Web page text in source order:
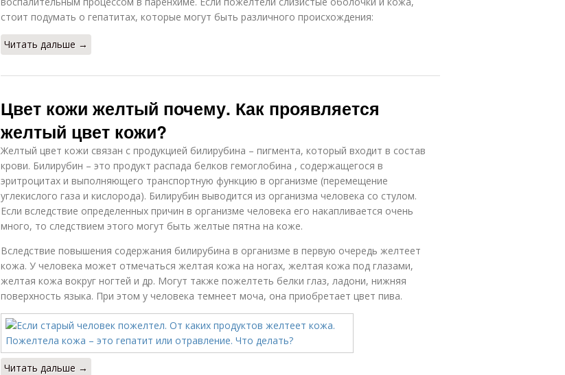
стоит подумать о гепатитах, которые могут быть различного происхождения:
Читать дальше →
Цвет кожи желтый почему. Как проявляется
желтый цвет кожи?
Желтый цвет кожи связан с продукцией билирубина – пигмента, который входит в состав
крови. Билирубин – это продукт распада белков гемоглобина , содержащегося в
эритроцитах и выполняющего транспортную функцию в организме (перемещение
углекислого газа и кислорода). Билирубин выводится из организма человека со стулом.
Если вследствие определенных причин в организме человека его накапливается очень
много, то следствием этого могут быть желтые пятна на коже.
Вследствие повышения содержания билирубина в организме в первую очередь желтеет
кожа. У человека может отмечаться желтая кожа на ногах, желтая кожа под глазами,
желтая кожа вокруг ногтей и др. Могут также пожелтеть белки глаз, ладони, нижняя
поверхность языка. При этом у человека темнеет моча, она приобретает цвет пива.
Читать дальше →